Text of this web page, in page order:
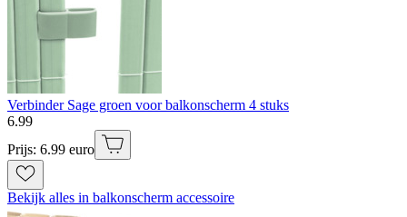
Verbinder Sage groen voor balkonscherm 4 stuks
6.99
Prijs: 6.99 euro
Bekijk alles in balkonscherm accessoire